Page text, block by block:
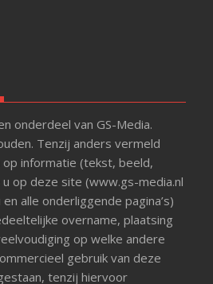
onderdeel van GS-Media.
Tenzij anders vermeld
informatie (tekst, beeld,
op deze site (www.gs-media.nl
alle onderliggende pagina’s)
overname, plaatsing
op welke andere
gebruik van deze
tenzij hiervoor